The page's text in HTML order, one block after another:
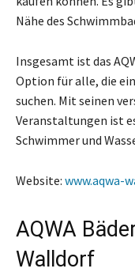
Nähe des
Insgesamt ist das
Option für alle, die
suchen. Mit seinen
Veranstaltungen ist
Schwimmer und
Website: www.aqwa-
AQWA
Walldorf